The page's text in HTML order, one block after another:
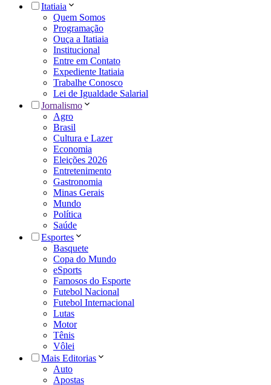
Itatiaia
Quem Somos
Programação
Ouça a Itatiaia
Institucional
Entre em Contato
Expediente Itatiaia
Trabalhe Conosco
Lei de Igualdade Salarial
Jornalismo
Agro
Brasil
Cultura e Lazer
Economia
Eleições 2026
Entretenimento
Gastronomia
Minas Gerais
Mundo
Política
Saúde
Esportes
Basquete
Copa do Mundo
eSports
Famosos do Esporte
Futebol Nacional
Futebol Internacional
Lutas
Motor
Tênis
Vôlei
Mais Editorias
Auto
Apostas